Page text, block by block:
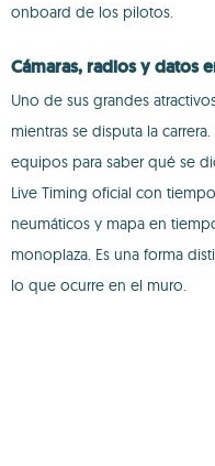
onboard de los pilotos.
Cámaras, radios y datos
Uno de sus grandes
mientras se disputa la
equipos para saber qué se
Live Timing oficial con
neumáticos y mapa en
monoplaza. Es una forma
lo que ocurre en el muro.